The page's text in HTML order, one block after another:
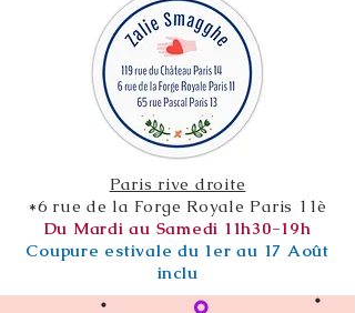
Paris rive droite
*6 rue de la Forge Royale Paris 11è
Du Mardi au Samedi 11h30-19h
Coupure estivale du 1er au 17 Août
inclu